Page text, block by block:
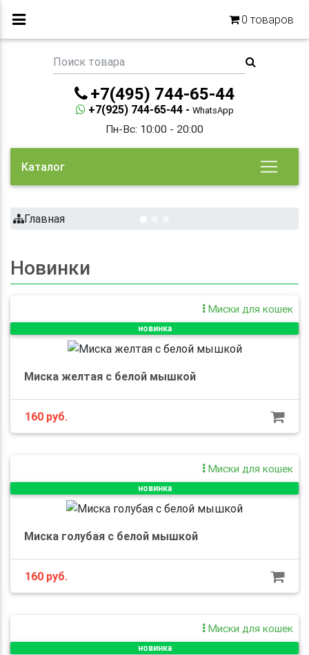
0 товаров
+7(495) 744-65-44
+7(925) 744-65-44 - WhatsApp
Пн-Вс: 10:00 - 20:00
Каталог
Главная
Новинки
Миски для кошек
новинка
Миска желтая с белой мышкой
160 руб.
Миски для кошек
новинка
Миска голубая с белой мышкой
160 руб.
Миски для кошек
новинка